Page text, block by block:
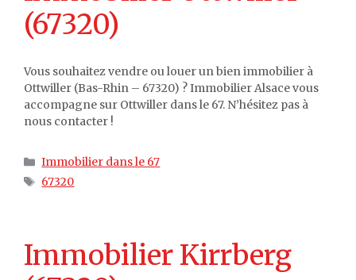
(67320)
Vous souhaitez vendre ou louer un bien immobilier à
Ottwiller (Bas-Rhin – 67320) ? Immobilier Alsace vous
accompagne sur Ottwiller dans le 67. N’hésitez pas à
nous contacter !
Catégories
Immobilier dans le 67
Étiquettes
67320
Immobilier Kirrberg